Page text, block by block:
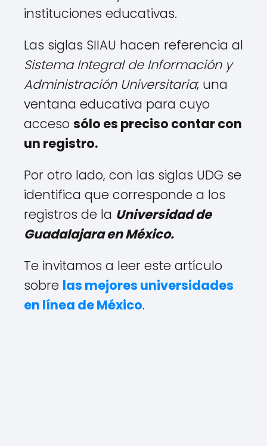
instituciones educativas.
Las siglas SIIAU hacen referencia al
Sistema Integral de Información y
Administración Universitaria; una
ventana educativa para cuyo
acceso sólo es preciso contar con
un registro.
Por otro lado, con las siglas UDG se
identifica que corresponde a los
registros de la Universidad de
Guadalajara en México.
Te invitamos a leer este artículo
sobre las mejores universidades
en línea de México.